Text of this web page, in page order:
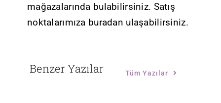
mağazalarında bulabilirsiniz. Satış
noktalarımıza buradan ulaşabilirsiniz.
Benzer Yazılar Tüm Yazılar